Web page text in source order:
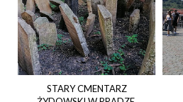
STARY CMENTARZ